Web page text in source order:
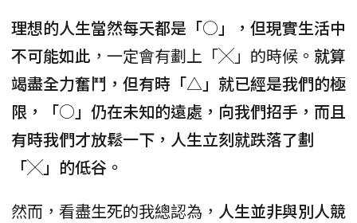
理想的人生當然每天都是「○」，但現實生活中
不可能如此 ，一定會有劃上「╳」的時候。 就算
竭盡全力奮鬥，但有時「△」就已經是我們的極
限，「○」仍在未知的遠處，向我們招手，而且
有時我們才放鬆一下，人生立刻就跌落了劃
「╳」的低谷。
然而，看盡生死的我總認為， 人生並非與別人競